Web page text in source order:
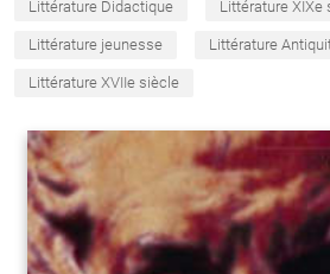
Littérature Didactique Littérature XIXe
Littérature jeunesse Littérature
Littérature XVIIe siècle